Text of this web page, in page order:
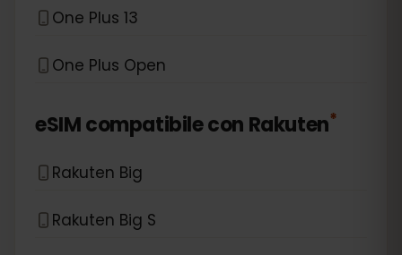
One Plus 13
One Plus Open
eSIM compatibile con Rakuten*
Rakuten Big
Rakuten Big S